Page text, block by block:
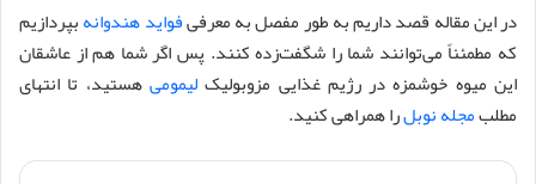
در این مقاله قصد داریم به طور مفصل به معرفیفواید هندوانهبپردازیم
که مطمئناً می‌توانند شما را شگفت‌زده کنند. پس اگر شما هم از عاشقان
این میوه خوشمزه در رژیم غذایی مزوبولیکلیمومی هستید، تا انتهای
مطلبمجله نوبلرا همراهی کنید.